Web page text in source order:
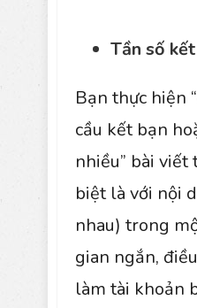
Tần số
Bạn thực hiện
cầu kết bạn
nhiều” bài
biệt là với nội
nhau) trong
gian ngắn,
làm tài khoản